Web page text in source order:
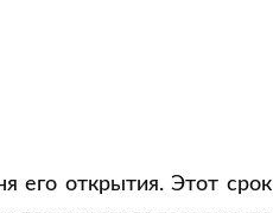
его открытия. Этот срок